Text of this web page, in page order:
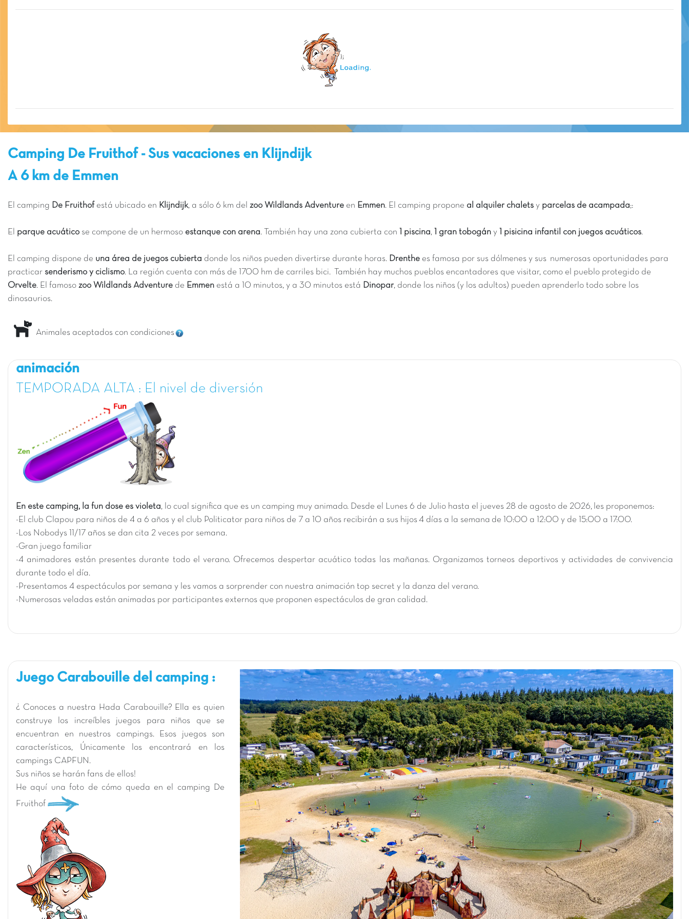
Camping De Fruithof - Sus vacaciones en Klijndijk
A 6 km de Emmen
El camping De Fruithof está ubicado en Klijndijk, a sólo 6 km del zoo Wildlands Adventure en Emmen. El camping propone al alquiler chalets y parcelas de acampada;:
El parque acuático se compone de un hermoso estanque con arena. También hay una zona cubierta con 1 piscina, 1 gran tobogán y 1 pisicina infantil con juegos acuáticos.
El camping dispone de una área de juegos cubierta donde los niños pueden divertirse durante horas. Drenthe es famosa por sus dólmenes y sus numerosas oportunidades para
practicar senderismo y ciclismo. La región cuenta con más de 1700 hm de carriles bici. También hay muchos pueblos encantadores que visitar, como el pueblo protegido de
Orvelte. El famoso zoo Wildlands Adventure de Emmen está a 10 minutos, y a 30 minutos est Dinopar, donde los niños (y los adultos) pueden aprenderlo todo sobre los
dinosaurios.
Animales aceptados con condiciones
animación
TEMPORADA ALTA : El nivel de diversión
En este camping, la fun dose es violeta, lo cual significa que es un camping muy animado. Desde el Lunes 6 de Julio hasta el jueves 28 de agosto de 2026, les proponemos:
-El club Clapou para niños de 4 a 6 años y el club Politicator para niños de 7 a 10 años recibirán a sus hijos 4 días a la semana de 10:00 a 12:00 y de 15:00 a 17:00.
-Los Nobodys 11/17 años se dan cita 2 veces por semana.
-Gran juego familiar
-4 animadores están presentes durante todo el verano. Ofrecemos despertar acuático todas las mañanas. Organizamos torneos deportivos y actividades de convivencia
durante todo el día.
-Presentamos 4 espectáculos por semana y les vamos a sorprender con nuestra animación top secret y la danza del verano.
-Numerosas veladas están animadas por participantes externos que proponen espectáculos de gran calidad.
Juego Carabouille del camping :
¿ Conoces a nuestra Hada Carabouille? Ella es quien
construye los increíbles juegos para niños que se
encuentran en nuestros campings. Esos juegos son
característicos, Únicamente los encontrará en los
campings CAPFUN.
Sus niños se harán fans de ellos!
He aquí una foto de cómo queda en el camping De
Fruithof